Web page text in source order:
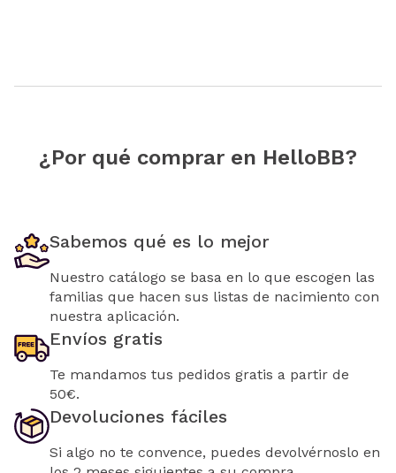
¿Por qué comprar en HelloBB?
Sabemos qué es lo mejor
Nuestro catálogo se basa en lo que escogen las
familias que hacen sus listas de nacimiento con
nuestra aplicación.
Envíos gratis
Te mandamos tus pedidos gratis a partir de
50€.
Devoluciones fáciles
Si algo no te convence, puedes devolvérnoslo en